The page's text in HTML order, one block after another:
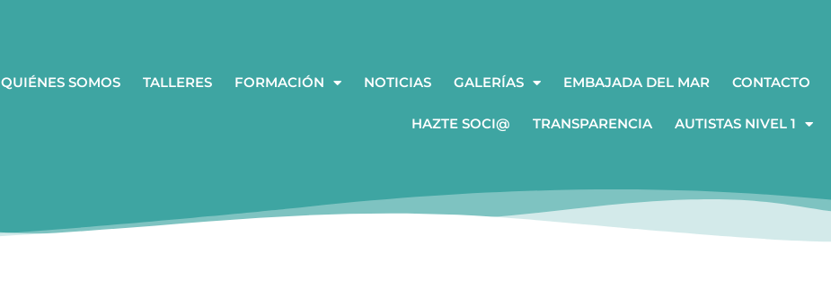
QUIÉNES SOMOS TALLERES FORMACIÓN NOTICIAS GALERÍAS EMBAJADA DEL MAR CONTACTO
HAZTE SOCI@ TRANSPARENCIA AUTISTAS NIVEL 1